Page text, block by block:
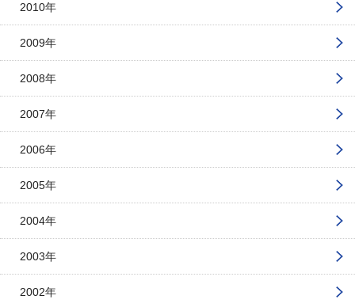
2010年
2009年
2008年
2007年
2006年
2005年
2004年
2003年
2002年